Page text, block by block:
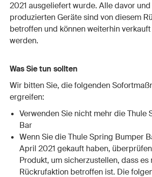
2021 ausgeliefert wurde. Alle davor
produzierten Geräte sind von diesem
betroffen und können weiterhin
werden.
Was Sie tun sollten
Wir bitten Sie, die folgenden
ergreifen:
Verwenden Sie nicht mehr die Thule
Bar
Wenn Sie die Thule Spring Bumper
April 2021 gekauft haben,
Produkt, um sicherzustellen, dass
Rückrufaktion betroffen ist. Die